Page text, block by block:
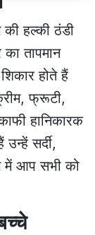
की हल्की ठंडी
तापमान
होते हैं
फ्रूटी,
हानिकारक
सर्दी,
में आप सभी को